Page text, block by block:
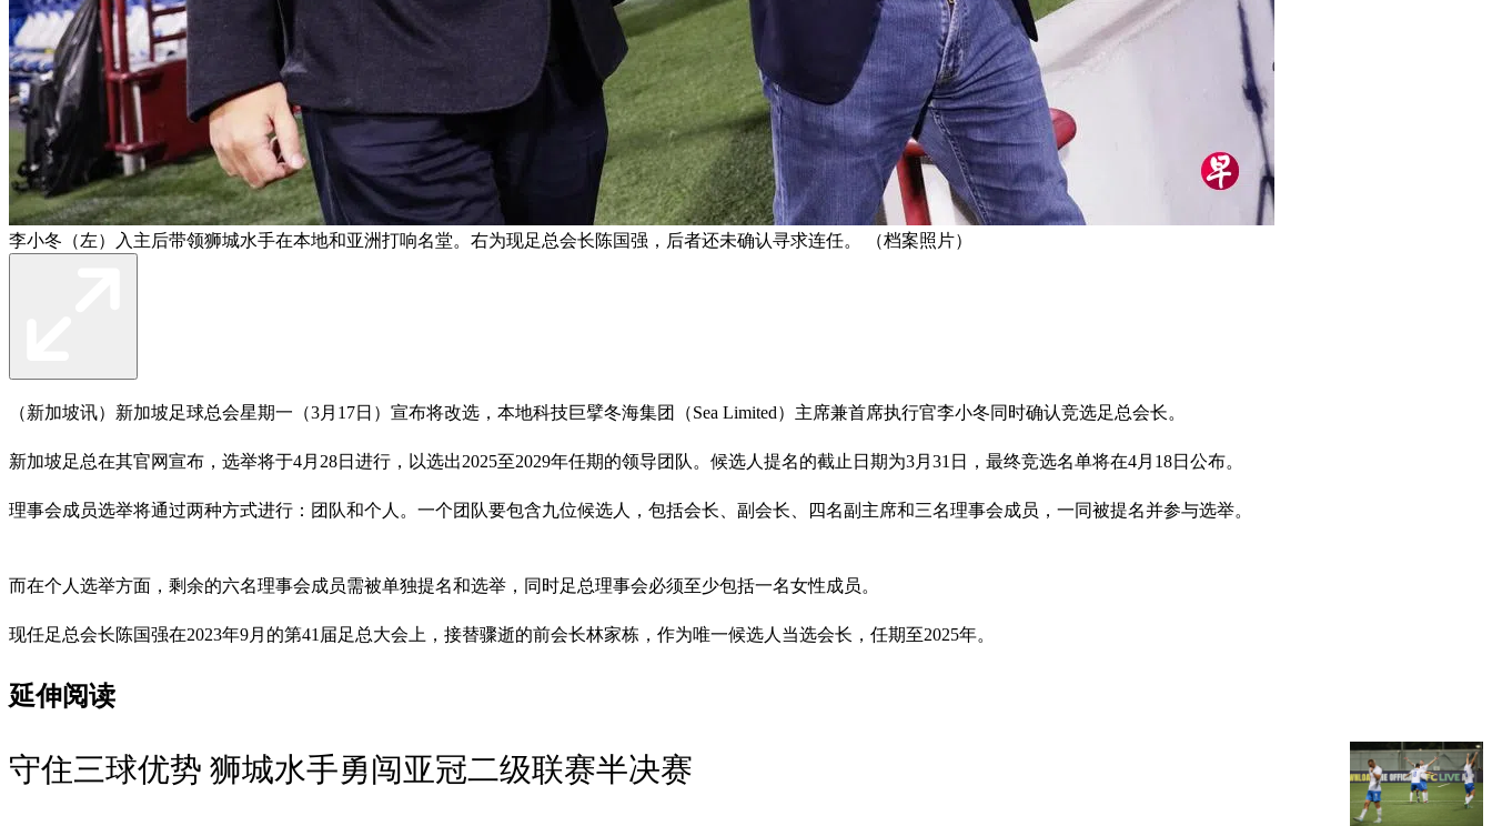
李小冬（左）入主后带领狮城水手在本地和亚洲打响名堂。右为现足总会长陈国强，后者还未确认寻求连任。 （档案照片）
（新加坡讯）新加坡足球总会星期一（3月17日）宣布将改选，本地科技巨擘冬海集团（Sea Limited）主席兼首席执行官李小冬同时确认竞选足总会长。
新加坡足总在其官网宣布，选举将于4月28日进行，以选出2025至2029年任期的领导团队。候选人提名的截止日期为3月31日，最终竞选名单将在4月18日公布。
理事会成员选举将通过两种方式进行：团队和个人。一个团队要包含九位候选人，包括会长、副会长、四名副主席和三名理事会成员，一同被提名并参与选举。
而在个人选举方面，剩余的六名理事会成员需被单独提名和选举，同时足总理事会必须至少包括一名女性成员。
现任足总会长陈国强在2023年9月的第41届足总大会上，接替骤逝的前会长林家栋，作为唯一候选人当选会长，任期至2025年。
延伸阅读
守住三球优势 狮城水手勇闯亚冠二级联赛半决赛